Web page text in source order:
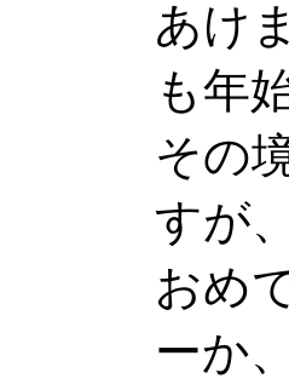
あけ
も年
その
すが
おめ
ーか